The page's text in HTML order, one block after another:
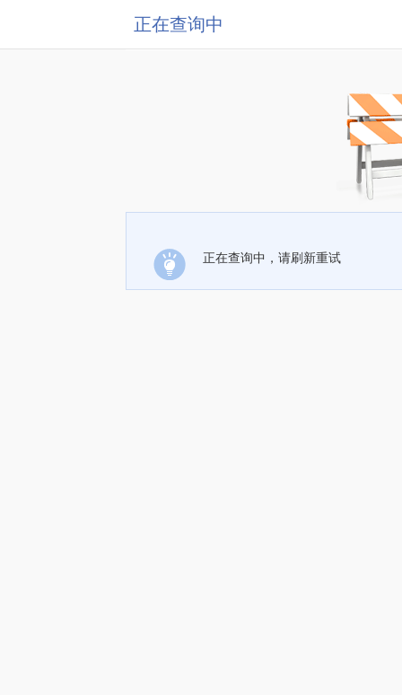
正在查询中
正在查询中，请刷新重试